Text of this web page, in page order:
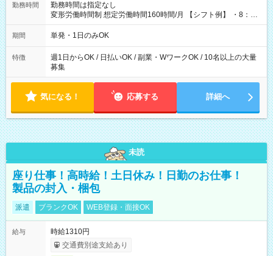
勤務時間
勤務時間は指定なし
変形労働時間制 想定労働時間160時間/月 【シフト例】 ・8：00
～21：00
期間 単発・1日のみOK
特徴
週1日からOK / 日払いOK / 副業・WワークOK / 10名以上の大量
募集
気になる！ 応募する 詳細へ
未読
座り仕事！高時給！土日休み！日勤のお仕事！
製品の封入・梱包
派遣 ブランクOK WEB登録・面接OK
給与
時給1310円
交通費別途支給あり